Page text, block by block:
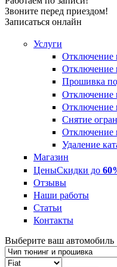
Звоните перед приездом!
Записаться онлайн
Услуги
Отключение
Отключение
Прошивка
Отключение
Отключение
Снятие
Отключение
Удаление
Магазин
ЦеныСкидки до
Отзывы
Наши работы
Статьи
Контакты
Выберите ваш автомобиль